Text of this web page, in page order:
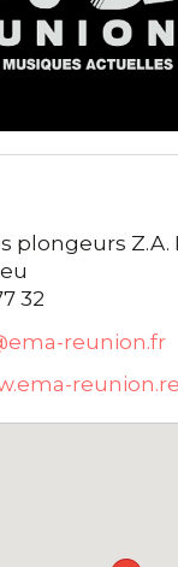
plongeurs
32
reunion.fr